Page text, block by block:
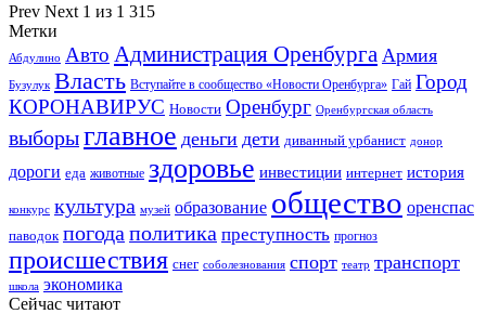
Prev Next 1 из 1 315
Метки
Абдулино Авто Администрация Оренбурга Армия
Бузулук Власть Вступайте в сообщество «Новости Оренбурга» Гай Город
КОРОНАВИРУС Новости Оренбург Оренбургская область
выборыглавное деньги дети диванный урбанист донор
дороги еда животные здоровье инвестиции интернет история
конкурс культура музей образование общество оренспас
паводок погода политика преступность прогноз
происшествия снег соболезнования спорт театр транспорт
школа экономика
Сейчас читают